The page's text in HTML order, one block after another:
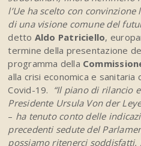
l’Ue ha scelto con
di una visione comune del
detto Aldo Patriciello,
termine della presentazione
programma della
alla crisi economica e sanitaria
Covid-19. “Il piano di rilancio
Presidente Ursula Von der
– ha tenuto conto delle
precedenti sedute del
possiamo ritenerci